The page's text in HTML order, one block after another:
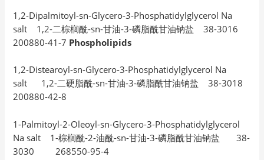
1,2-Dipalmitoyl-sn-Glycero-3-Phosphatidylglycerol Na
salt 1,2-二棕榈酰-sn-甘油-3-磷脂酰甘油钠盐 38-3016
200880-41-7 Phospholipids
1,2-Distearoyl-sn-Glycero-3-Phosphatidylglycerol Na
salt 1,2-二硬脂酰-sn-甘油-3-磷脂酰甘油钠盐 38-3018
200880-42-8
1-Palmitoyl-2-Oleoyl-sn-Glycero-3-Phosphatidylglycerol
Na salt 1-棕榈酰-2-油酰-sn-甘油-3-磷脂酰甘油钠盐 38-
3030 268550-95-4